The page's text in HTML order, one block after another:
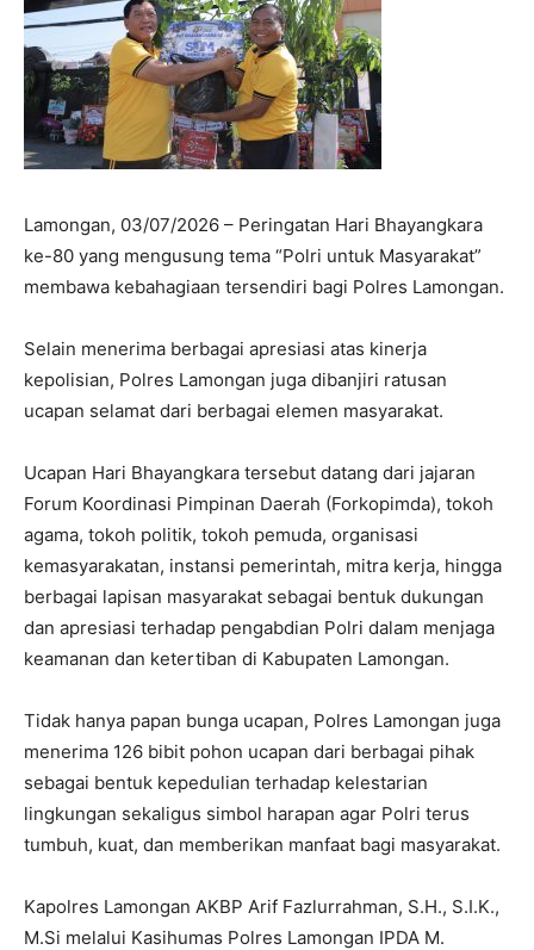
Lamongan, 03/07/2026 – Peringatan Hari Bhayangkara
ke-80 yang mengusung tema “Polri untuk Masyarakat”
membawa kebahagiaan tersendiri bagi Polres Lamongan.
Selain menerima berbagai apresiasi atas kinerja
kepolisian, Polres Lamongan juga dibanjiri ratusan
ucapan selamat dari berbagai elemen masyarakat.
Ucapan Hari Bhayangkara tersebut datang dari jajaran
Forum Koordinasi Pimpinan Daerah (Forkopimda), tokoh
agama, tokoh politik, tokoh pemuda, organisasi
kemasyarakatan, instansi pemerintah, mitra kerja, hingga
berbagai lapisan masyarakat sebagai bentuk dukungan
dan apresiasi terhadap pengabdian Polri dalam menjaga
keamanan dan ketertiban di Kabupaten Lamongan.
Tidak hanya papan bunga ucapan, Polres Lamongan juga
menerima 126 bibit pohon ucapan dari berbagai pihak
sebagai bentuk kepedulian terhadap kelestarian
lingkungan sekaligus simbol harapan agar Polri terus
tumbuh, kuat, dan memberikan manfaat bagi masyarakat.
Kapolres Lamongan AKBP Arif Fazlurrahman, S.H., S.I.K.,
M.Si melalui Kasihumas Polres Lamongan IPDA M.